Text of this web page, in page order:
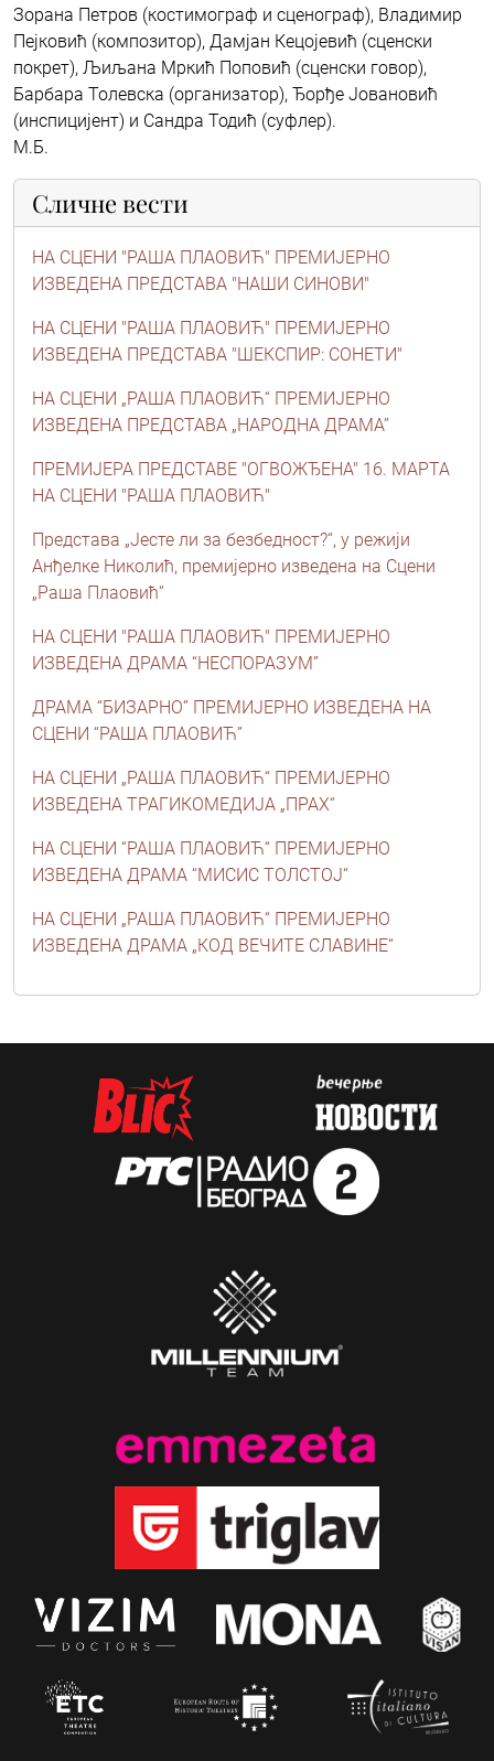
Зорана Петров (костимограф и сценограф), Владимир
Пејковић (композитор), Дамјан Кецојевић (сценски
покрет), Љиљана Мркић Поповић (сценски говор),
Барбара Толевска (организатор), Ђорђе Јовановић
(инспицијент) и Сандра Тодић (суфлер).
М.Б.
Сличне вести
НА СЦЕНИ "РАША ПЛАОВИЋ" ПРЕМИЈЕРНО
ИЗВЕДЕНА ПРЕДСТАВА "НАШИ СИНОВИ"
НА СЦЕНИ "РАША ПЛАОВИЋ" ПРЕМИЈЕРНО
ИЗВЕДЕНА ПРЕДСТАВА "ШЕКСПИР: СОНЕТИ"
НА СЦЕНИ „РАША ПЛАОВИЋ“ ПРЕМИЈЕРНО
ИЗВЕДЕНА ПРЕДСТАВА „НАРОДНА ДРАМА”
ПРЕМИЈЕРА ПРЕДСТАВЕ "ОГВОЖЂЕНА" 16. МАРТА
НА СЦЕНИ "РАША ПЛАОВИЋ"
Представа „Јесте ли за безбедност?“, у режији
Анђелке Николић, премијерно изведена на Сцени
„Раша Плаовић“
НА СЦЕНИ "РАША ПЛАОВИЋ" ПРЕМИЈЕРНО
ИЗВЕДЕНА ДРАМА “НЕСПОРАЗУМ”
ДРАМА “БИЗАРНО” ПРЕМИЈЕРНО ИЗВЕДЕНА НА
СЦЕНИ “РАША ПЛАОВИЋ”
НА СЦЕНИ „РАША ПЛАОВИЋ“ ПРЕМИЈЕРНО
ИЗВЕДЕНА ТРАГИКОМЕДИЈА „ПРАХ“
НА СЦЕНИ “РАША ПЛАОВИЋ“ ПРЕМИЈЕРНО
ИЗВЕДЕНА ДРАМА “МИСИС ТОЛСТОЈ“
НА СЦЕНИ „РАША ПЛАОВИЋ“ ПРЕМИЈЕРНО
ИЗВЕДЕНА ДРАМА „КОД ВЕЧИТЕ СЛАВИНЕ“